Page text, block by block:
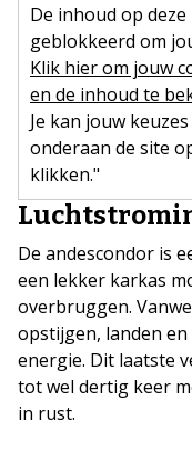
De inhoud op
geblokkeerd om
Klik hier om jouw
en de inhoud te
Je kan jouw
onderaan de site
klikken."
De andescondor is
een lekker karkas
overbruggen.
opstijgen, landen
energie. Dit laatste
tot wel dertig keer
in rust.